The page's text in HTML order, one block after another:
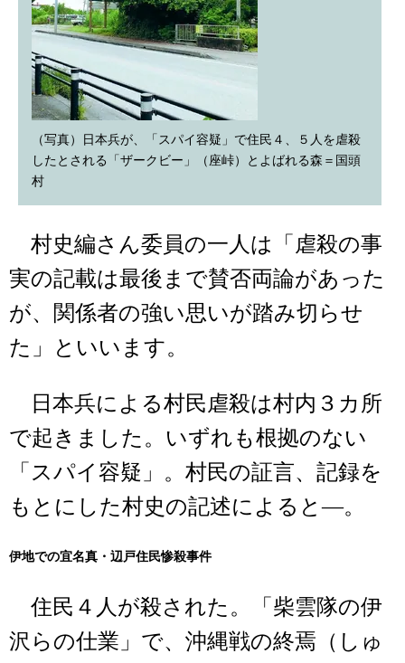
（写真）日本兵が、「スパイ容疑」で住民４、５人を虐殺
したとされる「ザークビー」（座峠）とよばれる森＝国頭
村
村史編さん委員の一人は「虐殺の事
実の記載は最後まで賛否両論があった
が、関係者の強い思いが踏み切らせ
た」といいます。
日本兵による村民虐殺は村内３カ所
で起きました。いずれも根拠のない
「スパイ容疑」。村民の証言、記録を
もとにした村史の記述によると―。
伊地での宜名真・辺戸住民惨殺事件
住民４人が殺された。「柴雲隊の伊
沢らの仕業」で、沖縄戦の終焉（しゅ